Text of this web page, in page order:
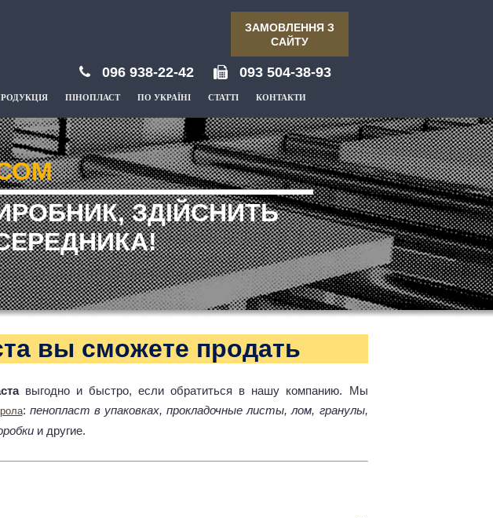
ЗАМОВЛЕННЯ З
САЙТУ
096 938-22-42 093 504-38-93
ПІНОПЛАСТ ПО УКРАЇНІ СТАТТІ КОНТАКТИ
ЗДІЙСНИТЬ
вы сможете продать
выгодно и быстро, если обратиться в нашу компанию. Мы
: пенопласт в упаковках, прокладочные листы, лом, гранулы,
и другие.